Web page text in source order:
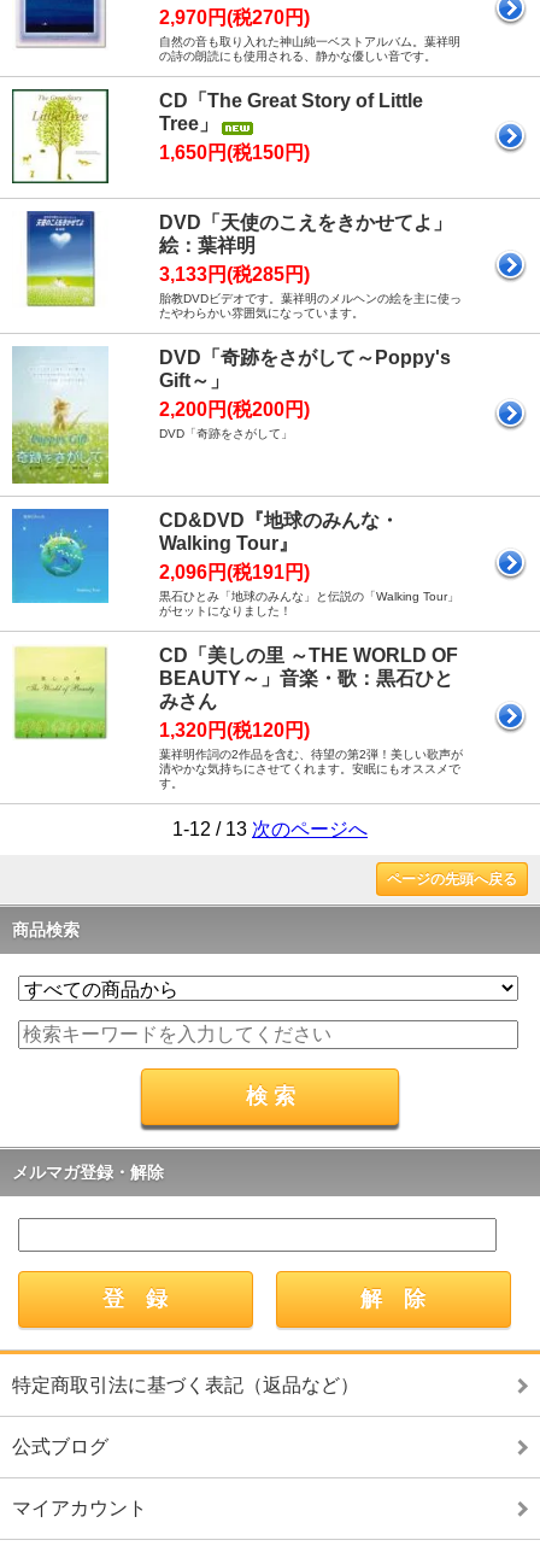
2,970円(税270円)
自然の音も取り入れた神山純一ベストアルバム。葉祥明
の詩の朗読にも使用される、静かな優しい音です。
CD「The Great Story of Little
Tree」
1,650円(税150円)
DVD「天使のこえをきかせてよ」
絵：葉祥明
3,133円(税285円)
胎教DVDビデオです。葉祥明のメルヘンの絵を主に使っ
たやわらかい雰囲気になっています。
DVD「奇跡をさがして～Poppy's
Gift～」
2,200円(税200円)
DVD「奇跡をさがして」
CD&DVD『地球のみんな・
Walking Tour』
2,096円(税191円)
黒石ひとみ「地球のみんな」と伝説の「Walking Tour」
がセットになりました！
CD「美しの里 ～THE WORLD OF
BEAUTY～」音楽・歌：黒石ひと
みさん
1,320円(税120円)
葉祥明作詞の2作品を含む、待望の第2弾！美しい歌声が
清やかな気持ちにさせてくれます。安眠にもオススメで
す。
1-12 / 13 次のページへ
ページの先頭へ戻る
商品検索
メルマガ登録・解除
特定商取引法に基づく表記（返品など）
公式ブログ
マイアカウント